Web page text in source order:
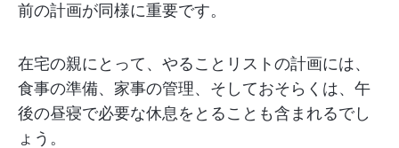
前の計画が同様に重要です。
在宅の親にとって、やることリストの計画には、
食事の準備、家事の管理、そしておそらくは、午
後の昼寝で必要な休息をとることも含まれるでし
ょう。